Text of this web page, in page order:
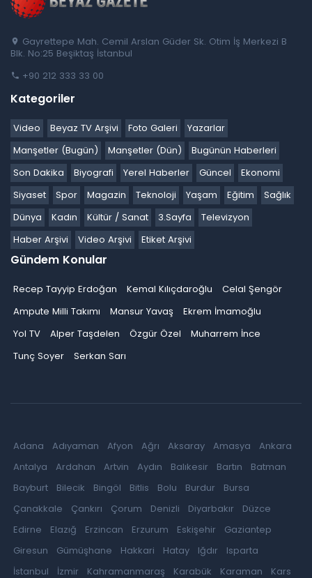
Gayrettepe Mah. Cemil Arslan Güder Sk. Otim İş Merkezi B
Blk. No:25 Beşiktaş İstanbul
+90 212 333 33 00
Kategoriler
Video Beyaz TV Arşivi Foto Galeri
Yazarlar
Manşetler (Bugün)
Manşetler (Dün)
Bugünün Haberleri
Son Dakika
Biyografi Yerel Haberler Güncel
Ekonomi
Siyaset
Spor Magazin Teknoloji Yaşam Eğitim
Sağlık
Dünya
Kadın Kültür / Sanat 3.Sayfa
Televizyon
Haber Arşivi
Video Arşivi Etiket Arşivi
Gündem Konular
Recep Tayyip Erdoğan Kemal Kılıçdaroğlu
Celal Şengör
Ampute Milli Takımı
Mansur Yavaş
Ekrem İmamoğlu
Yol TV
Alper Taşdelen Özgür Özel
Muharrem İnce
Tunç Soyer
Serkan Sarı
Adana Adıyaman Afyon Ağrı Aksaray Amasya
Ankara
Antalya
Ardahan Artvin Aydın Balıkesir Bartın
Batman
Bayburt
Bilecik Bingöl Bitlis Bolu Burdur
Bursa
Çanakkale
Çankırı Çorum Denizli Diyarbakır
Düzce
Edirne
Elazığ Erzincan Erzurum Eskişehir
Gaziantep
Giresun
Gümüşhane Hakkari Hatay Iğdır
Isparta
İstanbul
İzmir Kahramanmaraş Karabük Karaman
Kars